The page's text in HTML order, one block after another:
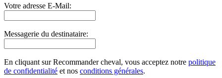
Votre adresse E-Mail:
Messagerie du destinataire:
En cliquant sur Recommander cheval, vous acceptez notre politique
de confidentialité et nos conditions générales.